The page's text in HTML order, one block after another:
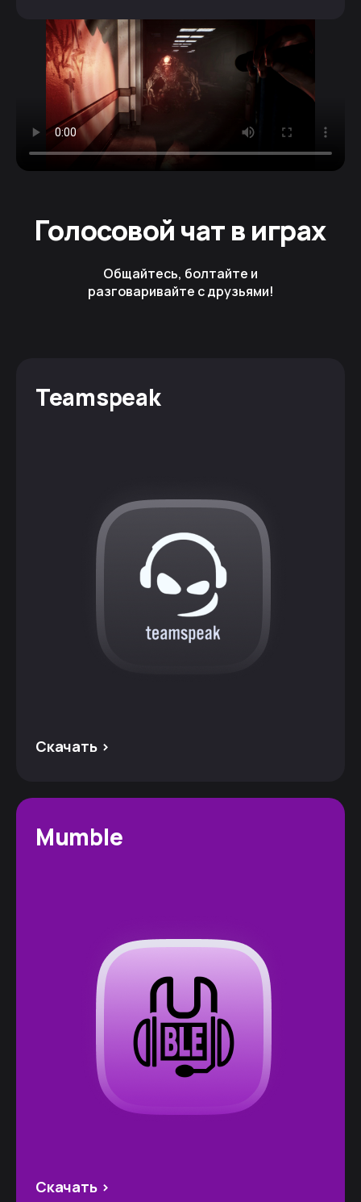
Голосовой чат в играх
Общайтесь, болтайте и
разговаривайте с друзьями!
Teamspeak
Скачать >
Mumble
Скачать >